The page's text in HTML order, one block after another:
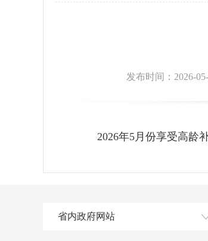
发布时间：2026-
2026年5月份享受高龄
省内政府网站